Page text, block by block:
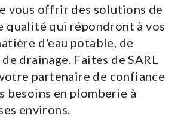
vous offrir des solutions de
qualité qui répondront à vos
d'eau potable, de
drainage. Faites de SARL
partenaire de confiance
besoins en plomberie à
environs.